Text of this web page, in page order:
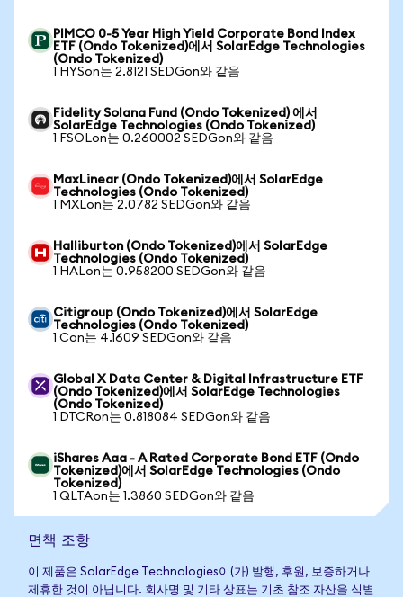
PIMCO 0-5 Year High Yield Corporate Bond Index
ETF (Ondo Tokenized)에서 SolarEdge Technologies
(Ondo Tokenized)
1 HYSon는 2.8121 SEDGon와 같음
Fidelity Solana Fund (Ondo Tokenized) 에서
SolarEdge Technologies (Ondo Tokenized)
1 FSOLon는 0.260002 SEDGon와 같음
MaxLinear (Ondo Tokenized)에서 SolarEdge
Technologies (Ondo Tokenized)
1 MXLon는 2.0782 SEDGon와 같음
Halliburton (Ondo Tokenized)에서 SolarEdge
Technologies (Ondo Tokenized)
1 HALon는 0.958200 SEDGon와 같음
Citigroup (Ondo Tokenized)에서 SolarEdge
Technologies (Ondo Tokenized)
1 Con는 4.1609 SEDGon와 같음
Global X Data Center & Digital Infrastructure ETF
(Ondo Tokenized)에서 SolarEdge Technologies
(Ondo Tokenized)
1 DTCRon는 0.818084 SEDGon와 같음
iShares Aaa - A Rated Corporate Bond ETF (Ondo
Tokenized)에서 SolarEdge Technologies (Ondo
Tokenized)
1 QLTAon는 1.3860 SEDGon와 같음
면책 조항
이 제품은 SolarEdge Technologies이(가) 발행, 후원, 보증하거나
제휴한 것이 아닙니다. 회사명 및 기타 상표는 기초 참조 자산을 식별